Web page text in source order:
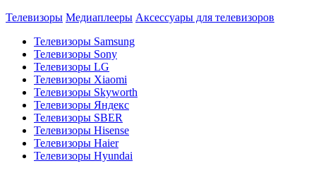
Телевизоры Медиаплееры Аксессуары для телевизоров
Телевизоры Samsung
Телевизоры Sony
Телевизоры LG
Телевизоры Xiaomi
Телевизоры Skyworth
Телевизоры Яндекс
Телевизоры SBER
Телевизоры Hisense
Телевизоры Haier
Телевизоры Hyundai